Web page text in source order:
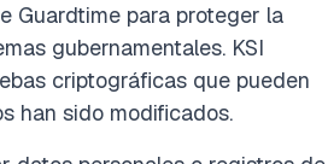
Guardtime para proteger la
gubernamentales. KSI
criptográficas que pueden
han sido modificados.